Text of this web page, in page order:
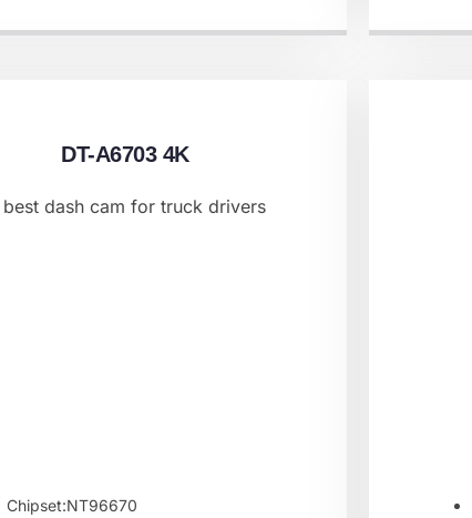
DT-A6703 4K
Chipset:NT96670